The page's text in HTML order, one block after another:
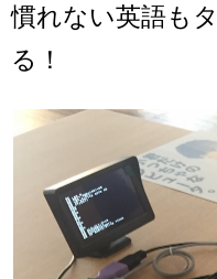
慣れない英語も
る！